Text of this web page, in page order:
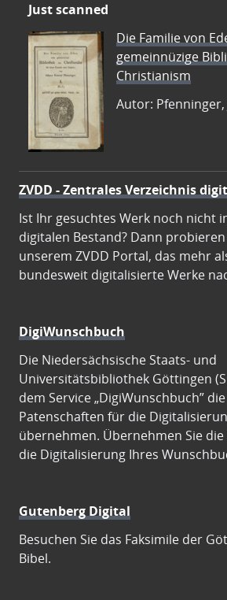
Just scanned
Die Familie von
gemeinnüzige
Christianism
Autor:
ZVDD - Zentrales Verzeichnis
Ist Ihr gesuchtes Werk noch nicht
digitalen Bestand? Dann
unserem ZVDD Portal, das mehr
bundesweit digitalisierte Werke
DigiWunschbuch
Die Niedersächsische Staats- und
Universitätsbibliothek Göttingen
dem Service „DigiWunschbuch”
Patenschaften für die
übernehmen. Übernehmen Sie
die Digitalisierung Ihres
Gutenberg Digital
Besuchen Sie das Faksimile der
Bibel.